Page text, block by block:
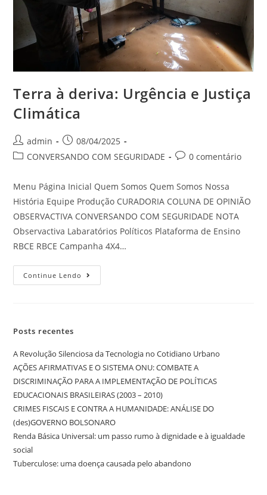
Terra à deriva: Urgência e Justiça
Climática
admin
08/04/2025
CONVERSANDO COM SEGURIDADE
0 comentário
Menu Página Inicial Quem Somos Quem Somos Nossa
História Equipe Produção CURADORIA COLUNA DE OPINIÃO
OBSERVACTIVA CONVERSANDO COM SEGURIDADE NOTA
Observactiva Labaratórios Políticos Plataforma de Ensino
RBCE RBCE Campanha 4X4…
Continue Lendo
Posts recentes
A Revolução Silenciosa da Tecnologia no Cotidiano Urbano
AÇÕES AFIRMATIVAS E O SISTEMA ONU: COMBATE A
DISCRIMINAÇÃO PARA A IMPLEMENTAÇÃO DE POLÍTICAS
EDUCACIONAIS BRASILEIRAS (2003 – 2010)
CRIMES FISCAIS E CONTRA A HUMANIDADE: ANÁLISE DO
(des)GOVERNO BOLSONARO
Renda Básica Universal: um passo rumo à dignidade e à igualdade
social
Tuberculose: uma doença causada pelo abandono